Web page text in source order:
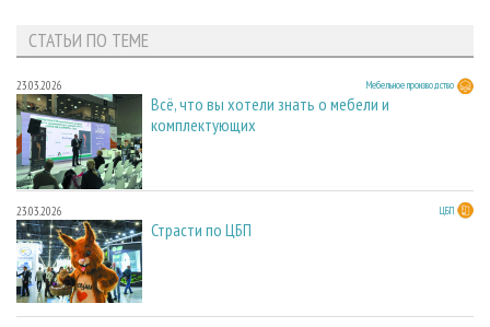
СТАТЬИ ПО ТЕМЕ
23.03.2026 Мебельное производство
Всё, что вы хотели знать о мебели и
комплектующих
23.03.2026 ЦБП
Страсти по ЦБП